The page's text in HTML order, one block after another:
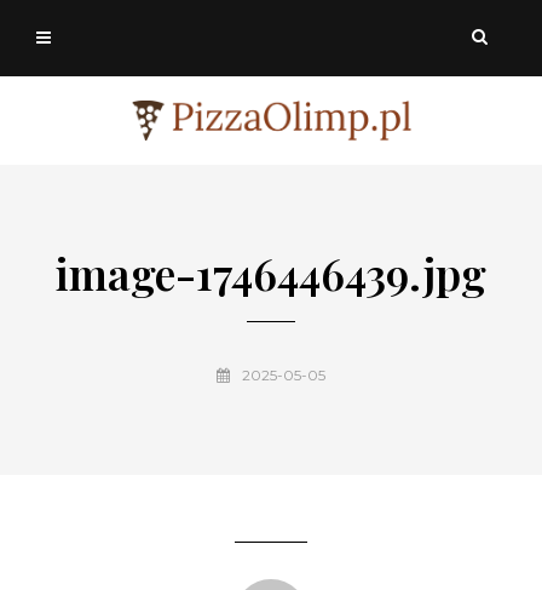
image-1746446439.jpg
2025-05-05